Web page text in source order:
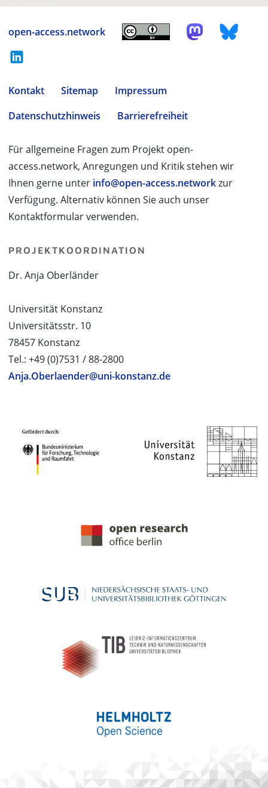
open-access.network
Kontakt Sitemap
Impressum
Datenschutzhinweis
Barrierefreiheit
Für allgemeine Fragen zum Projekt open-
access.network, Anregungen und Kritik stehen wir
Ihnen gerne unter info@open-access.networkzur
Verfügung. Alternativ können Sie auch unser
Kontaktformular verwenden.
PROJEKTKOORDINATION
Dr. Anja Oberländer
Universität Konstanz
Universitätsstr. 10
78457 Konstanz
Tel.: +49 (0)7531 / 88-2800
Anja.Oberlaender@uni-konstanz.de